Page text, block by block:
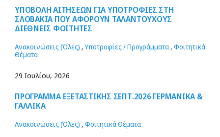
ΥΠΟΒΟΛΗ ΑΙΤΗΣΕΩΝ ΓΙΑ ΥΠΟΤΡΟΦΙΕΣ ΣΤΗ
ΣΛΟΒΑΚΙΑ ΠΟΥ ΑΦΟΡΟΥΝ ΤΑΛΑΝΤΟΥΧΟΥΣ
ΔΙΕΘΝΕΙΣ ΦΟΙΤΗΤΕΣ
Ανακοινώσεις (Όλες) ,Υποτροφίες / Προγράμματα, Φοιτητικά
Θέματα
29 Ιουλίου, 2026
ΠΡΟΓΡΑΜΜΑ ΕΞΕΤΑΣΤΙΚΗΣ ΣΕΠΤ.2026 ΓΕΡΜΑΝΙΚΑ &
ΓΑΛΛΙΚΑ
Ανακοινώσεις (Όλες) , Φοιτητικά Θέματα